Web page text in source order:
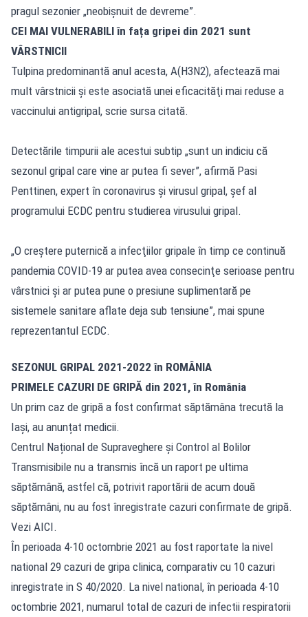
pragul sezonier „neobişnuit de devreme”.
CEI MAI VULNERABILI în fața gripei din 2021 sunt
VÂRSTNICII
Tulpina predominantă anul acesta, A(H3N2), afectează mai
mult vârstnicii şi este asociată unei eficacităţi mai reduse a
vaccinului antigripal, scrie sursa citată.
Detectările timpurii ale acestui subtip „sunt un indiciu că
sezonul gripal care vine ar putea fi sever”, afirmă Pasi
Penttinen, expert în coronavirus și virusul gripal, șef al
programului ECDC pentru studierea virusului gripal.
„O creştere puternică a infecţiilor gripale în timp ce continuă
pandemia COVID-19 ar putea avea consecinţe serioase pentru
vârstnici şi ar putea pune o presiune suplimentară pe
sistemele sanitare aflate deja sub tensiune”, mai spune
reprezentantul ECDC.
SEZONUL GRIPAL 2021-2022 în ROMÂNIA
PRIMELE CAZURI DE GRIPĂ din 2021, în România
Un prim caz de gripă a fost confirmat săptămâna trecută la
Iași, au anunțat medicii.
Centrul Național de Supraveghere și Control al Bolilor
Transmisibile nu a transmis încă un raport pe ultima
săptămână, astfel că, potrivit raportării de acum două
săptămâni, nu au fost înregistrate cazuri confirmate de gripă.
Vezi AICI.
În perioada 4-10 octombrie 2021 au fost raportate la nivel
national 29 cazuri de gripa clinica, comparativ cu 10 cazuri
inregistrate in S 40/2020. La nivel national, în perioada 4-10
octombrie 2021, numarul total de cazuri de infectii respiratorii